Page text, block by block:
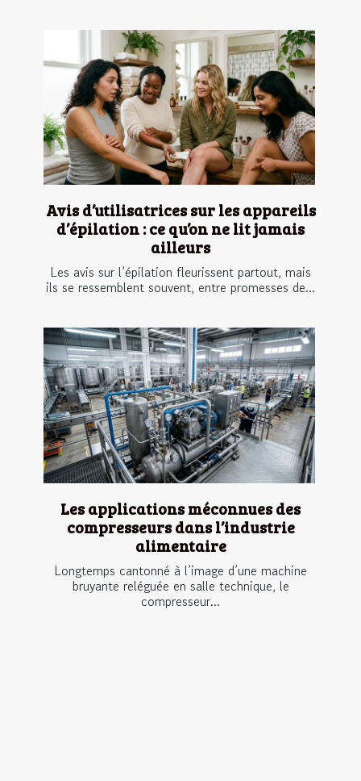
Avis d’utilisatrices sur les appareils
d’épilation : ce qu’on ne lit jamais
ailleurs
Les avis sur l’épilation fleurissent partout, mais
ils se ressemblent souvent, entre promesses de...
Les applications méconnues des
compresseurs dans l’industrie
alimentaire
Longtemps cantonné à l’image d’une machine
bruyante reléguée en salle technique, le
compresseur...